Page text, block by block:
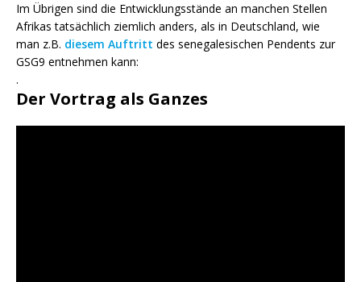
Im Übrigen sind die Entwicklungsstände an manchen Stellen
Afrikas tatsächlich ziemlich anders, als in Deutschland, wie
man z.B. diesem Auftritt des senegalesischen Pendents zur
GSG9 entnehmen kann:
.
Der Vortrag als Ganzes